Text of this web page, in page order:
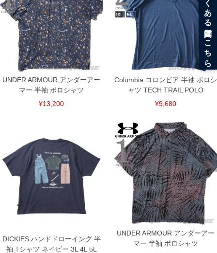
UNDER ARMOUR アンダーアー
マー 半袖 ポロシャツ
¥13,200
Columbia コロンビア 半袖 ポロシ
ャツ TECH TRAIL POLO
¥9,680
DICKIES ハンドドローイング 半
袖 Tシャツ ネイビー 3L 4L 5L
UNDER ARMOUR アンダーアー
マー 半袖 ポロシャツ